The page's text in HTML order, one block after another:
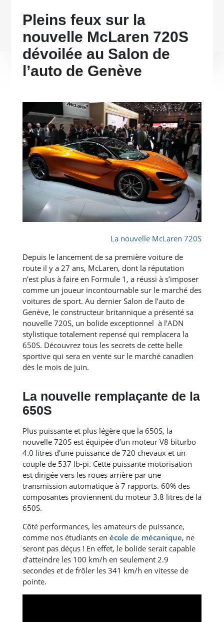
Pleins feux sur la
nouvelle McLaren 720S
dévoilée au Salon de
l’auto de Genève
La nouvelle McLaren 720S
Depuis le lancement de sa première voiture de
route il y a 27 ans, McLaren, dont la réputation
n’est plus à faire en Formule 1, a réussi à s’imposer
comme un joueur incontournable sur le marché des
voitures de sport. Au dernier Salon de l’auto de
Genève, le constructeur britannique a présenté sa
nouvelle 720S, un bolide exceptionnel à l’ADN
stylistique totalement repensé qui remplacera la
650S. Découvrez tous les secrets de cette belle
sportive qui sera en vente sur le marché canadien
dès le mois de juin.
La nouvelle remplaçante de la
650S
Plus puissante et plus légère que la 650S, la
nouvelle 720S est équipée d’un moteur V8 biturbo
4.0 litres d’une puissance de 720 chevaux et un
couple de 537 lb-pi. Cette puissante motorisation
est dirigée vers les roues arrière par une
transmission automatique à 7 rapports. 60% des
composantes proviennent du moteur 3.8 litres de la
650S.
Côté performances, les amateurs de puissance,
comme nos étudiants en école de mécanique, ne
seront pas déçus ! En effet, le bolide serait capable
d’atteindre les 100 km/h en seulement 2.9
secondes et de frôler les 341 km/h en vitesse de
pointe.